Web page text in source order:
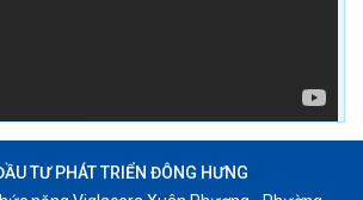
TƯ PHÁT TRIỂN ĐÔNG HƯNG